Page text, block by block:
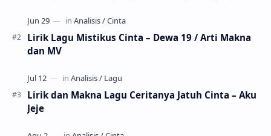
Lirik Lagu Mistikus Cinta – Dewa 19 / Arti Makna
dan MV
Lirik dan Makna Lagu Ceritanya Jatuh Cinta – Aku
Jeje